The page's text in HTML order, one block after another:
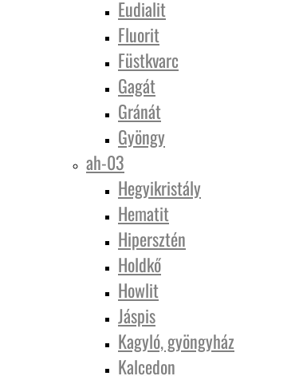
Eudialit
Fluorit
Füstkvarc
Gagát
Gránát
Gyöngy
ah-03
Hegyikristály
Hematit
Hipersztén
Holdkő
Howlit
Jáspis
Kagyló, gyöngyház
Kalcedon